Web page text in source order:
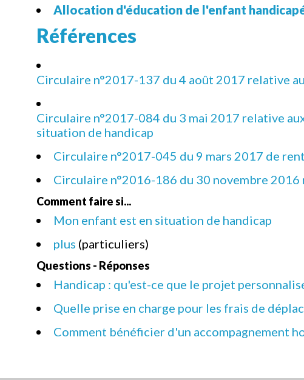
Allocation d'éducation de l'enfant
Références
Circulaire n°2017-137 du 4 août 2017 relative
Circulaire n°2017-084 du 3 mai 2017 relative
situation de handicap
Circulaire n°2017-045 du 9 mars 2017 de
Circulaire n°2016-186 du 30 novembre
Comment faire si...
Mon enfant est en situation de handicap
plus (particuliers)
Questions - Réponses
Handicap : qu'est-ce que le projet
Quelle prise en charge pour les frais de
Comment bénéficier d'un accompagnement